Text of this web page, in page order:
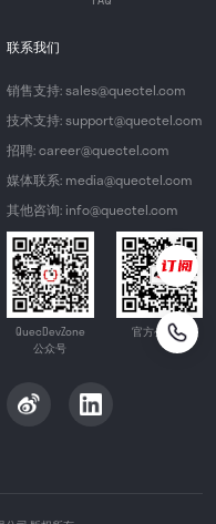
联系我们
销售支持: sales@quectel.com
技术支持: support@quectel.com
招聘: career@quectel.com
媒体联系: media@quectel.com
其他咨询: info@quectel.com
QuecDevZone
公众号
官方公众号